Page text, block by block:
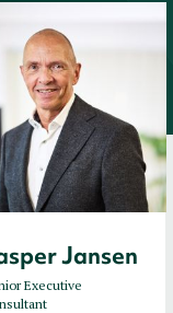
Jansen
Executive